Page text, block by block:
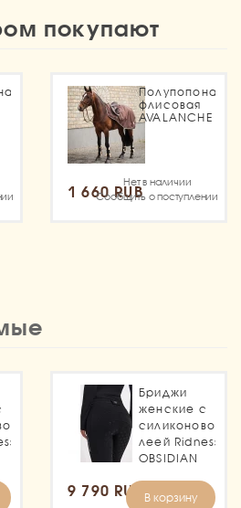
покупают
Полупопона
флисовая
AVALANCHE
1 660 RUB
Нет в наличии
Сообщить о поступлении
Бриджи
женские с
силиконовой
леей Ridness
OBSIDIAN
9 790 RUB В корзину